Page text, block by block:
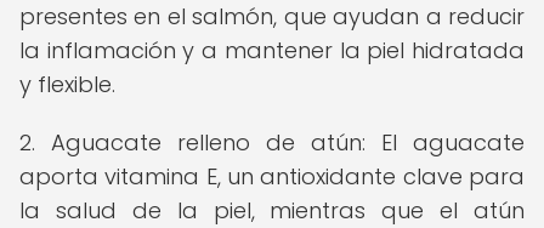
presentes en el salmón, que ayudan a reducir
la inflamación y a mantener la piel hidratada
y flexible.
2. Aguacate relleno de atún: El aguacate
aporta vitamina E, un antioxidante clave para
la salud de la piel, mientras que el atún